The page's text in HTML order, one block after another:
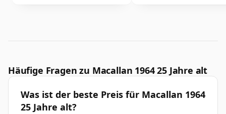
Häufige Fragen zu Macallan 1964 25 Jahre alt
Was ist der beste Preis für Macallan 1964
25 Jahre alt?